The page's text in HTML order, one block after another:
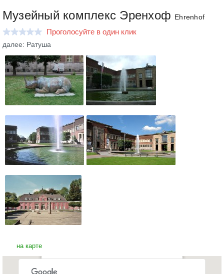
Музейный комплекс Эренхоф Ehrenhof
Проголосуйте в один клик
далее: Ратуша
на карте